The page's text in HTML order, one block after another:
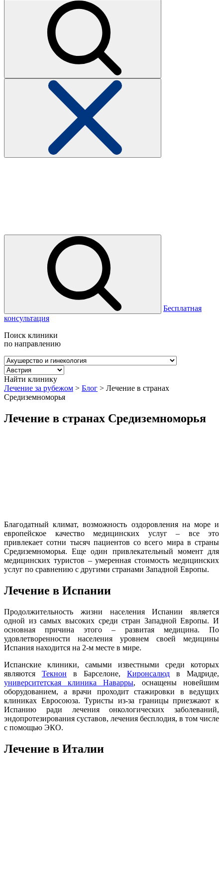
Бесплатная
консультация
Поиск клиники
по направлению
Найти клинику
Лечение за рубежом > Блог > Лечение в странах
Средиземноморья
Лечение в странах Средиземноморья
Благодатный климат, возможность оздоровления на море и
европейское качество медицинских услуг – все это
привлекает сотни тысяч пациентов со всего мира в страны
Средиземноморья. Еще один привлекательный момент для
медицинских туристов – умеренная стоимость медицинских
услуг по сравнению с другими странами Западной Европы.
Лечение в Испании
Продолжительность жизни населения Испании является
одной из самых высоких среди стран Западной Европы. И
основная причина этого – развитая медицина. По
удовлетворенности населения уровнем своей медицины
Испания находится на 2-м месте в мире.
Испанские клиники, самыми известными среди которых
являются Текнон в Барселоне, Киронсалюд в Мадриде,
университетская клиника Наварры, оснащены новейшим
оборудованием, а врачи проходит стажировки в ведущих
клиниках Евросоюза. Туристы из-за границы приезжают к
Испанию ради лечения онкологических заболеваний,
эндопротезирования суставов, лечения бесплодия, в том числе
с помощью ЭКО.
Лечение в Италии